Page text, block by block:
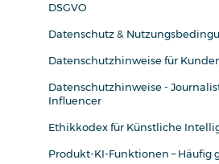
DSGVO
Datenschutz &
Datenschutzhinweise für
Datenschutzhinweise -
Influencer
Ethikkodex für Künstliche
Produkt-KI-Funktionen – Häufig